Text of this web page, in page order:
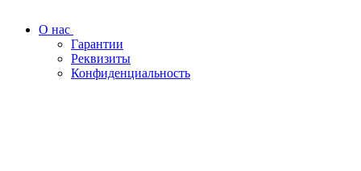
О нас
Гарантии
Реквизиты
Конфиденциальность